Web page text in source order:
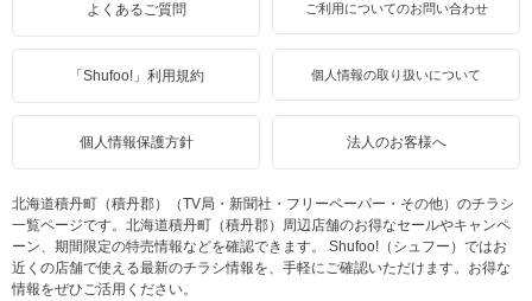
よくあるご質問 ご利用についてのお問い合わせ
「Shufoo!」利用規約 個人情報の取り扱いについて
個人情報保護方針 法人のお客様へ
北海道積丹町（積丹郡）（TV局・新聞社・フリーペーパー・その他）のチラシ
一覧ページです。北海道積丹町（積丹郡）周辺店舗のお得なセールやキャンペ
ーン、期間限定の特売情報などを確認できます。 Shufoo!（シュフー）ではお
近くの店舗で使える最新のチラシ情報を、手軽にご確認いただけます。お得な
情報をぜひご活用ください。